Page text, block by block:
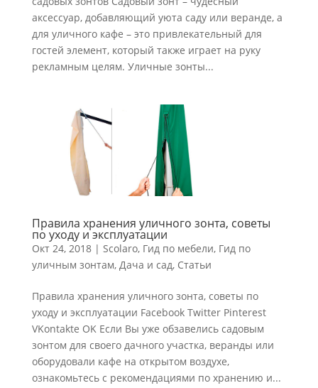
аксессуар, добавляющий уюта саду или веранде, а
для уличного кафе – это привлекательный для
гостей элемент, который также играет на руку
рекламным целям. Уличные зонты...
Правила хранения уличного зонта, советы
по уходу и эксплуатации
Окт 24, 2018| Scolaro, Гид по мебели, Гид по
уличным зонтам, Дача и сад, Статьи
Правила хранения уличного зонта, советы по
уходу и эксплуатации Facebook Twitter Pinterest
VKontakte OK Если Вы уже обзавелись садовым
зонтом для своего дачного участка, веранды или
оборудовали кафе на открытом воздухе,
ознакомьтесь с рекомендациями по хранению и...